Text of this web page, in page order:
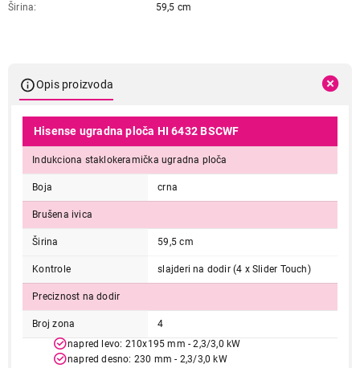
Širina
59,5 cm
Opis proizvoda
Hisense ugradna ploča HI 6432 BSCWF
Indukciona staklokeramička ugradna ploča
Boja crna
Brušena ivica
Širina 59,5 cm
Kontrole slajderi na dodir (4 x Slider Touch)
Preciznost na dodir
Broj zona
4
napred levo: 210x195 mm - 2,3/3,0 kW
napred desno: 230 mm - 2,3/3,0 kW